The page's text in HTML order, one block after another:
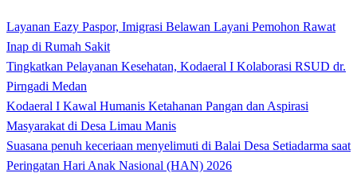
Layanan Eazy Paspor, Imigrasi Belawan Layani Pemohon Rawat
Inap di Rumah Sakit
Tingkatkan Pelayanan Kesehatan, Kodaeral I Kolaborasi RSUD dr.
Pirngadi Medan‎
Kodaeral I Kawal Humanis Ketahanan Pangan dan Aspirasi
Masyarakat di Desa Limau Manis
Suasana penuh keceriaan menyelimuti di Balai Desa Setiadarma saat
Peringatan Hari Anak Nasional (HAN) 2026